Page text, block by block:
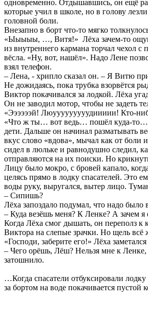
одновременно. Отдышавшись, он ещё раз
которые учил в школе, но в голову
головной боли.
Внезапно в борт что-то мягко
«Ыыыыы, …, Витя!» Лёха зачем-то
из внутреннего кармана торчал чехол
вёсла. «Ну, вот, нашёл». Надо Лене
взял телефон.
– Лена, - хрипло сказал он. – Я Витю
Не дожидаясь, пока трубка взорвётся
Виктор покачивался за лодкой. Лёха
Он не заводил мотор, чтобы не задеть
«Ээээээй! Люууууууууудиииии! Кто-
«Что ж ты… вот ведь… пошёл куда-то…
дети. Дальше он начинал разматывать
вкус слово «вдова», мычал как от боли
сидел в люльке и равнодушно следил,
отправляются на их поиски. Но
Лицу было мокро, с бровей капало,
целясь прямо в лодку спасателей. Это
воды руку, выругался, вытер лицо.
– Сипишь?
Лёха запоздало подумал, что надо было
– Куда везёшь меня? К Ленке? А зачем я
Когда Лёха смог дышать, он переполз к
Виктора на слепые зрачки. Но щель всё
«Господи, заберите его!» Лёха
– Чего орёшь, Лёш? Нельзя мне к Ленке,
затошнило.
…Когда спасатели отбуксировали
за бортом на воде покачивается пустой